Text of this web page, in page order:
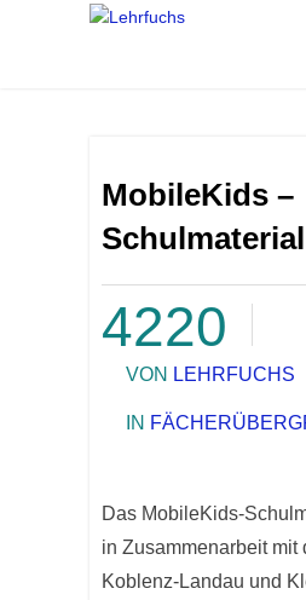
MobileKids –
Schulmaterial
4220
VON LEHRFUCHS
IN
Das MobileKids-
in Zusammenarbeit mit
Koblenz-Landau und